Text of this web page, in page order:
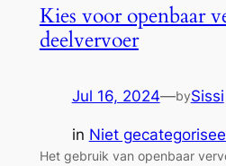
Kies voor openbaar
deelvervoer
Jul 16, 2024—bySissi
in Niet
Het gebruik van openbaar